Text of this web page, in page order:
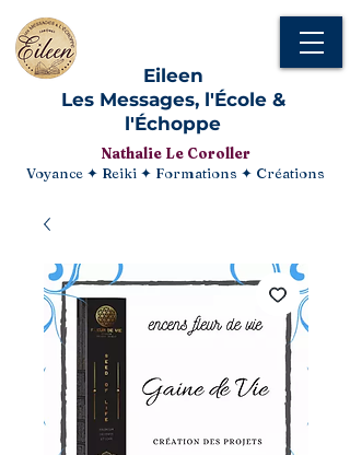
Eileen
Les Messages, l'École &
l'Échoppe
Nathalie Le Coroller
Voyance ✦ Reiki ✦ Formations ✦ Créations